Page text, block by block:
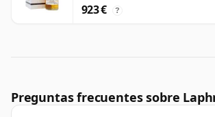
923 € ?
Preguntas frecuentes sobre